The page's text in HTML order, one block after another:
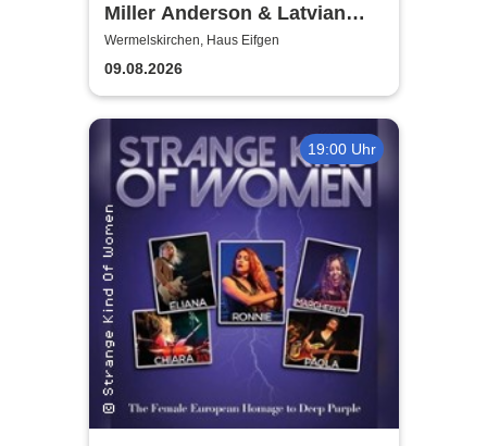
Miller Anderson & Latvian
Blues Band
Wermelskirchen, Haus Eifgen
09.08.2026
19:00 Uhr